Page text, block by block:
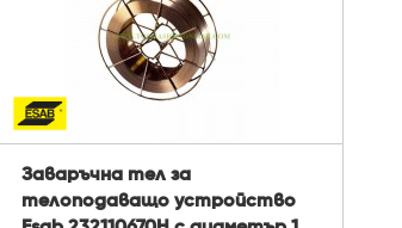
Заваръчна тел за
телоподаващо устройство